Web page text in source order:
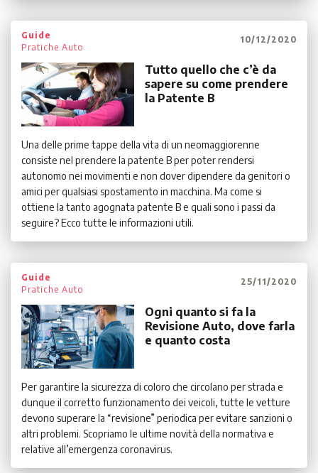
Guide
Pratiche Auto
10/12/2020
Tutto quello che c’è da
sapere su come prendere
la Patente B
Una delle prime tappe della vita di un neomaggiorenne
consiste nel prendere la patente B per poter rendersi
autonomo nei movimenti e non dover dipendere da genitori o
amici per qualsiasi spostamento in macchina. Ma come si
ottiene la tanto agognata patente B e quali sono i passi da
seguire? Ecco tutte le informazioni utili.
Guide
Pratiche Auto
25/11/2020
Ogni quanto si fa la
Revisione Auto, dove farla
e quanto costa
Per garantire la sicurezza di coloro che circolano per strada e
dunque il corretto funzionamento dei veicoli, tutte le vetture
devono superare la “revisione” periodica per evitare sanzioni o
altri problemi. Scopriamo le ultime novità della normativa e
relative all’emergenza coronavirus.